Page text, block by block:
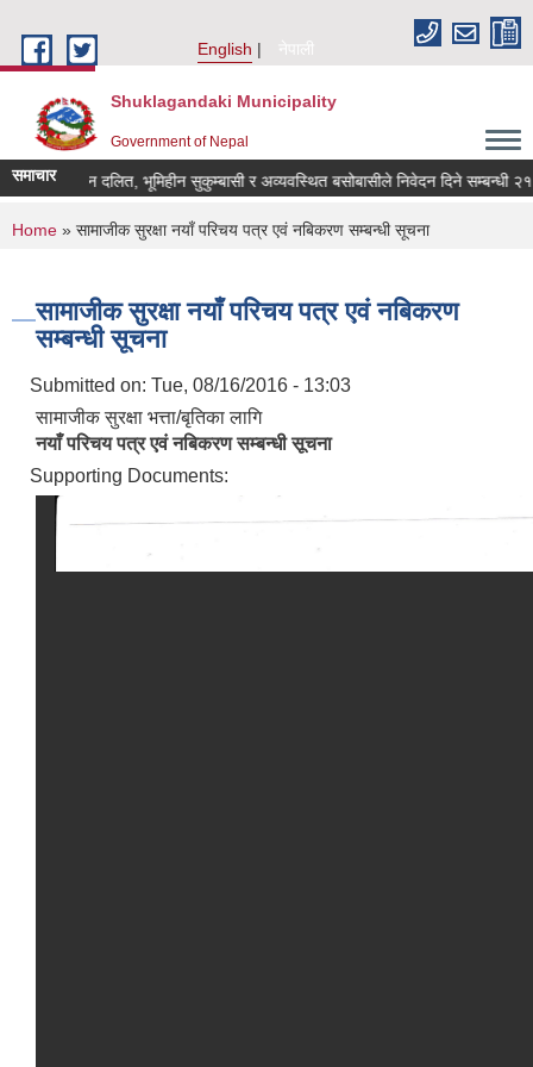
English
नेपाली
Shuklagandaki Municipality
Government of Nepal
समाचार
भूमिहीन दलित, भूमिहीन सुकुम्बासी र अव्यवस्थित बसोबासीले निवेदन दिने सम्बन्धी २१
You are here
Home » सामाजीक सुरक्षा नयाँ परिचय पत्र एवं नबिकरण सम्बन्धी सूचना
सामाजीक सुरक्षा नयाँ परिचय पत्र एवं नबिकरण
सम्बन्धी सूचना
Submitted on: Tue, 08/16/2016 - 13:03
सामाजीक सुरक्षा भत्ता/बृतिका लागि
नयाँ परिचय पत्र एवं नबिकरण सम्बन्धी सूचना
Supporting Documents: